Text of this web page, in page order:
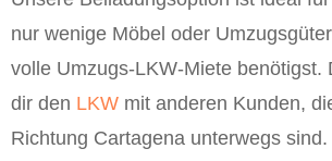
nur wenige Möbel oder
volle Umzugs-LKW-Miete benötigst.
dir den LKW mit anderen Kunden,
Richtung Cartagena unterwegs